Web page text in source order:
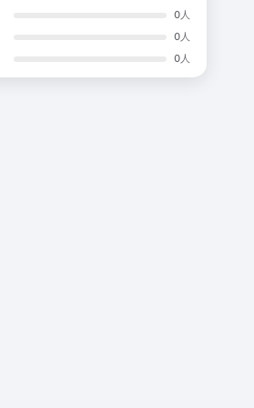
0人
0人
0人